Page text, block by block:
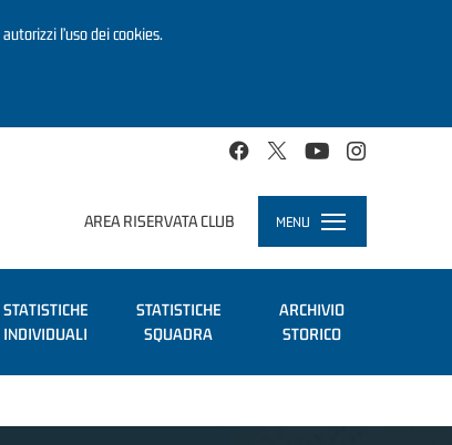
l’uso dei cookies.
AREA RISERVATA CLUB MENU
Toggle
navigation
STATISTICHE
INDIVIDUALI
STATISTICHE
SQUADRA
ARCHIVIO
STORICO